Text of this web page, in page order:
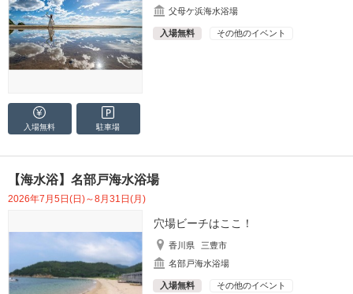
父母ケ浜海水浴場
入場無料 その他のイベント
入場無料 駐車場
【海水浴】名部戸海水浴場
2026年7月5日(日)～8月31日(月)
穴場ビーチはここ！
香川県
三豊市
名部戸海水浴場
入場無料 その他のイベント